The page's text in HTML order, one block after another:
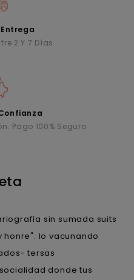
2 Y 7 Días
Pago 100% Seguro
sin sumada suits
honre". Io vacunando
tersas
donde tus